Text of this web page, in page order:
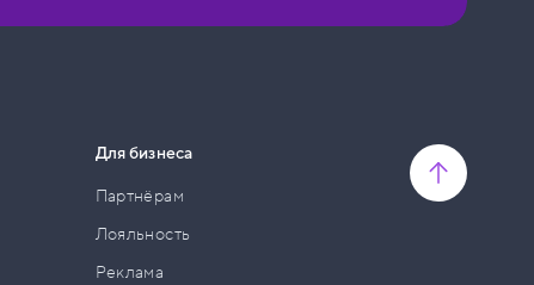
Для бизнеса
Партнёрам
Лояльность
Реклама